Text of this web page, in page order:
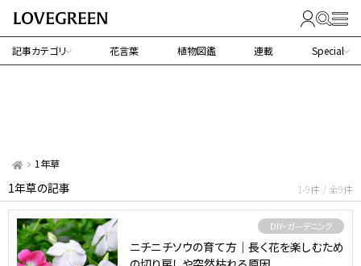
記事カテゴリ 花言葉 植物図鑑 連載 Special
1年草
1年草の記事 1-9件 / 全9件
DIY・ガーデニング
ニチニチソウの育て方｜長く花を楽しむため